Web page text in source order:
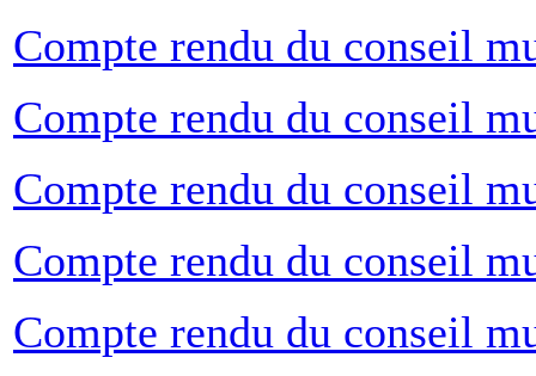
Compte rendu du conseil
Compte rendu du conseil
Compte rendu du conseil
Compte rendu du conseil
Compte rendu du conseil